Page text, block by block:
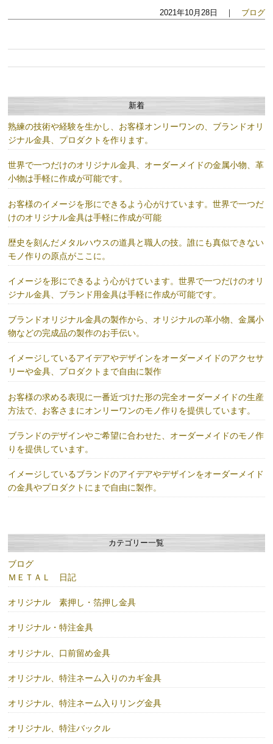
2021年10月28日 ｜ ブログ
新着
熟練の技術や経験を生かし、お客様オンリーワンの、ブランドオリ
ジナル金具、プロダクトを作ります。
世界で一つだけのオリジナル金具、オーダーメイドの金属小物、革
小物は手軽に作成が可能です。
お客様のイメージを形にできるよう心がけています。世界で一つだ
けのオリジナル金具は手軽に作成が可能
歴史を刻んだメタルハウスの道具と職人の技。誰にも真似できない
モノ作りの原点がここに。
イメージを形にできるよう心がけています。世界で一つだけのオリ
ジナル金具、ブランド用金具は手軽に作成が可能です。
ブランドオリジナル金具の製作から、オリジナルの革小物、金属小
物などの完成品の製作のお手伝い。
イメージしているアイデアやデザインをオーダーメイドのアクセサ
リーや金具、プロダクトまで自由に製作
お客様の求める表現に一番近づけた形の完全オーダーメイドの生産
方法で、お客さまにオンリーワンのモノ作りを提供しています。
ブランドのデザインやご希望に合わせた、オーダーメイドのモノ作
りを提供しています。
イメージしているブランドのアイデアやデザインをオーダーメイド
の金具やプロダクトにまで自由に製作。
カテゴリー一覧
ブログ
ＭＥＴＡＬ 日記
オリジナル 素押し・箔押し金具
オリジナル・特注金具
オリジナル、口前留め金具
オリジナル、特注ネーム入りのカギ金具
オリジナル、特注ネーム入りリング金具
オリジナル、特注バックル